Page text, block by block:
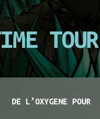
TOUR
POUR